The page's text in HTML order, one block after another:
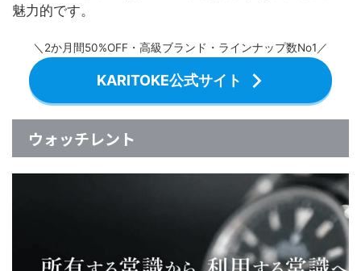
魅力的です。
＼2か月間50%OFF・高級ブランド・ラインナップ数No1／
KARITOKE公式サイト
ウォッチレント